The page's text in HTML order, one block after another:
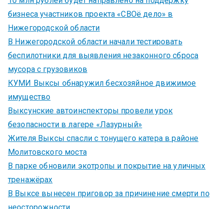
бизнеса участников проекта «СВОё дело» в
Нижегородской области
В Нижегородской области начали тестировать
беспилотники для выявления незаконного сброса
мусора с грузовиков
КУМИ Выксы обнаружил бесхозяйное движимое
имущество
Выксунские автоинспекторы провели урок
безопасности в лагере «Лазурный»
Жителя Выксы спасли с тонущего катера в районе
Молитовского моста
В парке обновили экотропы и покрытие на уличных
тренажёрах
В Выксе вынесен приговор за причинение смерти по